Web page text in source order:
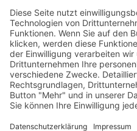
Alle Ergebnisse:
Nennungsliste
Gesamtergebnis Zeittraining 1+2
Startaufstellung
Ergebnis Rennen